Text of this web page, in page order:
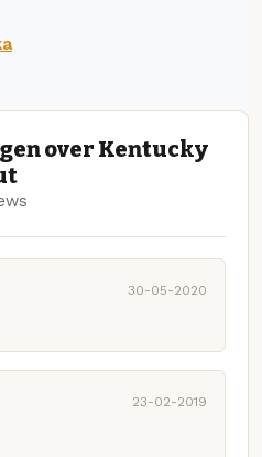
over Kentucky
30-05-2020
23-02-2019